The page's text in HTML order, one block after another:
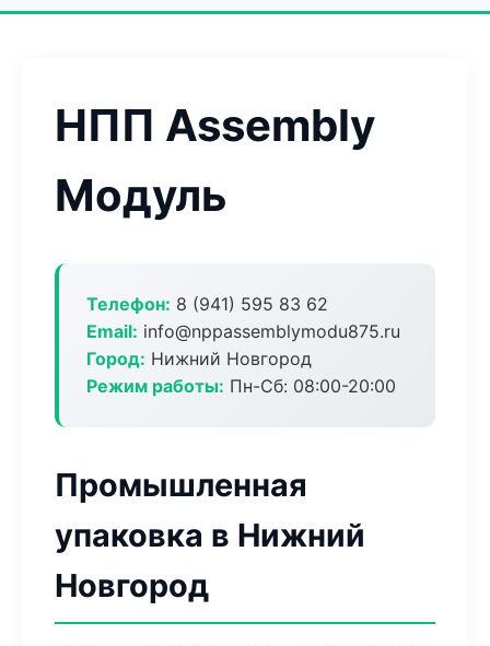
НПП Assembly
Модуль
Телефон: 8 (941) 595 83 62
Email: info@nppassemblymodu875.ru
Город: Нижний Новгород
Режим работы: Пн-Сб: 08:00-20:00
Промышленная
упаковка в Нижний
Новгород